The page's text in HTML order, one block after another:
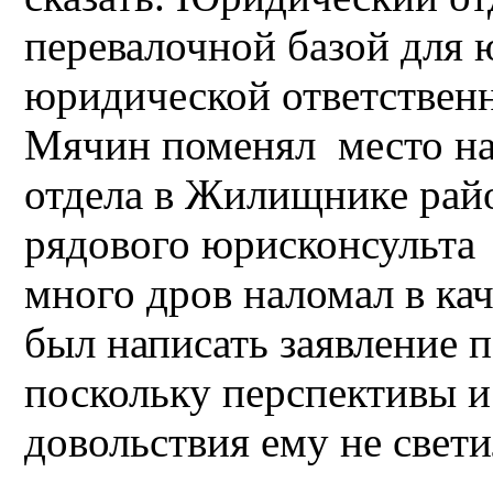
перевалочной базой для
юридической
Мячин поменял место
отдела в Жилищнике
рядового
много дров наломал в
был написать
поскольку перспективы
довольствия ему не